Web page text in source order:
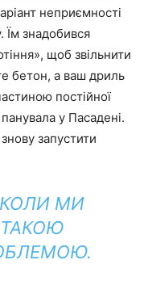
неприємності
Їм знадобився
щоб звільнити
бетон, а ваш дриль
постійної
у Пасадені.
запустити
МИ
ТАКОЮ